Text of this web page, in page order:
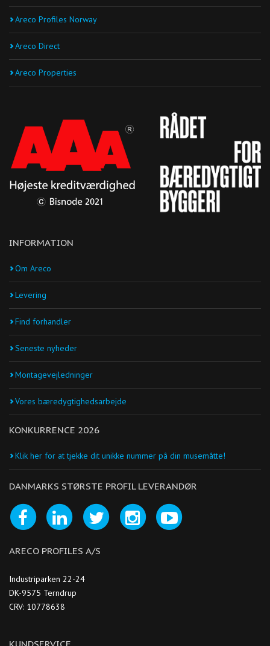
Areco Profiles Norway
Areco Direct
Areco Properties
INFORMATION
Om Areco
Levering
Find forhandler
Seneste nyheder
Montagevejledninger
Vores bæredygtighedsarbejde
KONKURRENCE 2026
Klik her for at tjekke dit unikke nummer på din musemåtte!
DANMARKS STØRSTE PROFIL LEVERANDØR
ARECO PROFILES A/S
Industriparken 22-24
DK-9575 Terndrup
CRV: 10778638
KUNDSERVICE